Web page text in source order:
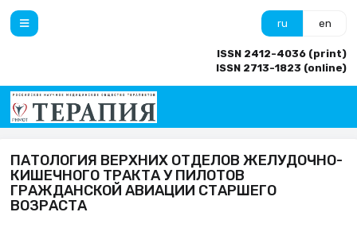
ru en
ISSN 2412-4036 (print)
ISSN 2713-1823 (online)
ПАТОЛОГИЯ ВЕРХНИХ ОТДЕЛОВ ЖЕЛУДОЧНО-
КИШЕЧНОГО ТРАКТА У ПИЛОТОВ
ГРАЖДАНСКОЙ АВИАЦИИ СТАРШЕГО
ВОЗРАСТА